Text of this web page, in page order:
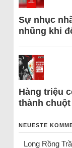
Sự nhục
nhũng khi
Hàng triệu
thành
NEUESTE
Long Rồng